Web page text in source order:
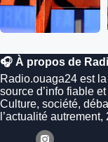
🎧 À propos de
Radio.ouaga24 est
source d’info fiable
Culture, société,
l’actualité autrement,